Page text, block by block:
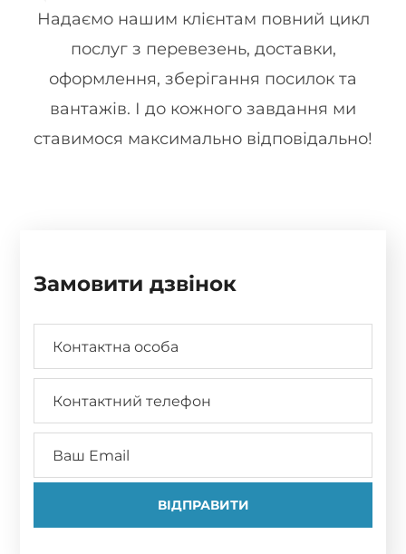
Надаємо нашим клієнтам повний цикл
послуг з перевезень, доставки,
оформлення, зберігання посилок та
вантажів. І до кожного завдання ми
ставимося максимально відповідально!
Замовити дзвінок